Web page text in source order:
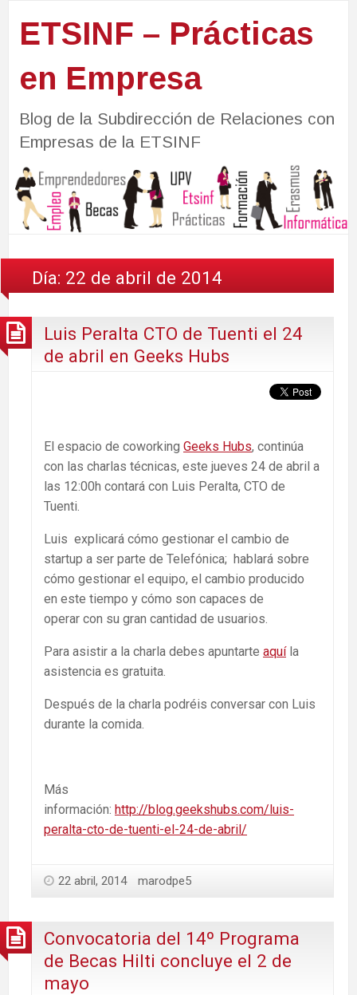
ETSINF – Prácticas
en Empresa
Blog de la Subdirección de Relaciones con
Empresas de la ETSINF
Día: 22 de abril de 2014
Luis Peralta CTO de Tuenti el 24
de abril en Geeks Hubs
El espacio de coworking Geeks Hubs, continúa
con las charlas técnicas, este jueves 24 de abril a
las 12:00h contará con Luis Peralta, CTO de
Tuenti.
Luis explicará cómo gestionar el cambio de
startup a ser parte de Telefónica; hablará sobre
cómo gestionar el equipo, el cambio producido
en este tiempo y cómo son capaces de
operar con su gran cantidad de usuarios.
Para asistir a la charla debes apuntarte aquíla
asistencia es gratuita.
Después de la charla podréis conversar con Luis
durante la comida.
Más
información: http://blog.geekshubs.com/luis-
peralta-cto-de-tuenti-el-24-de-abril/
22 abril, 2014 marodpe5
Convocatoria del 14º Programa
de Becas Hilti concluye el 2 de
mayo